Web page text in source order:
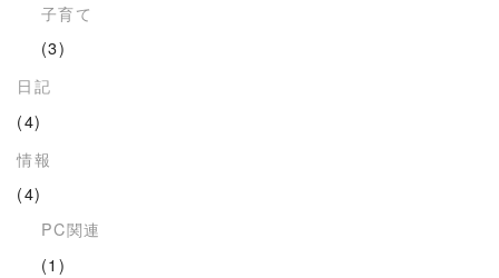
子育て
(3)
日記
(4)
情報
(4)
PC関連
(1)